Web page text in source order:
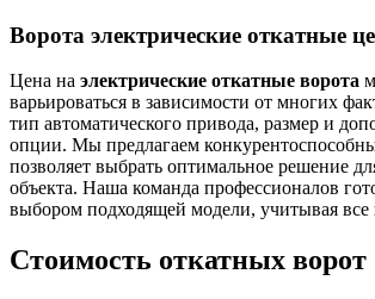
Ворота электрические откатные
Цена на электрические откатные ворота
варьироваться в зависимости от многих
тип автоматического привода, размер и
опции. Мы предлагаем
позволяет выбрать оптимальное решение
объекта. Наша команда профессионалов
выбором подходящей модели, учитывая
Стоимость откатных ворот